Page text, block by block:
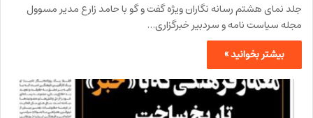
جلد نمای هشتم رسانه نگاران ویژه گفت و گو با حامد زارع مدیر مسوول
مجله سیاست نامه و سردبیر خبرگزاری…
بیشتر بخوانید »